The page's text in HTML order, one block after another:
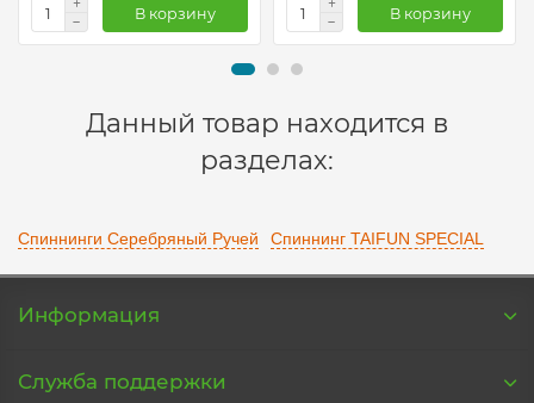
В корзину В корзину
Данный товар находится в
разделах:
Спиннинги Серебряный Ручей Спиннинг TAIFUN SPECIAL
Информация
Служба поддержки